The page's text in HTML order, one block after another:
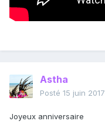
Astha
Posté 15 juin 2017
Joyeux anniversaire